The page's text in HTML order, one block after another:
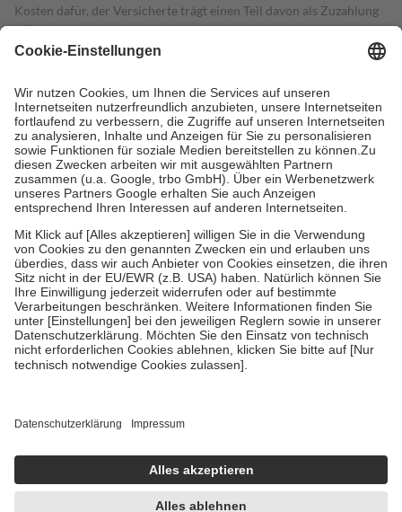
Kosten dafür, der Versicherte trägt einen Teil davon als Zuzahlung
mit.
Grundsätzlich leisten Mitglieder Zuzahlungen in Höhe von zehn
höchstens zehn Euro.
Es sind jedoch nie mehr als die tatsächlichen
Kosten der Leistung zu entrichten.
Diese Regeln gelten grundsätzlich auch für Online-Apotheken.
Bei Heilmitteln und häuslicher Krankenpflege beträgt die
Zuzahlung zehn Prozent der Kosten sowie zehn Euro je
Verordnung.
Um das Engagement der Versicherten für ihre eigene Gesundheit zu
stärken und die besondere Stellung der Familie zu unterstützen,
fallenkeine Zuzahlungenan bei:
• Kindern und Jugendlichen bis zum vollendeten 18. Lebensjahr
mit Ausnahme der Fahrkosten
• Untersuchungen zur Vorsorge und Früherkennung, die von der
GKV getragen werden
• empfohlenen Schutzimpfungen
• Harn- und Blutteststreifen
getroffen, um sicherzustellen, dass es sich um echte Bewertungen
https://help.etrusted.com/hc/de/articles/4419944605341
Einige Bilder und Inhalte wurden unter Zuhilfenahme künstlicher